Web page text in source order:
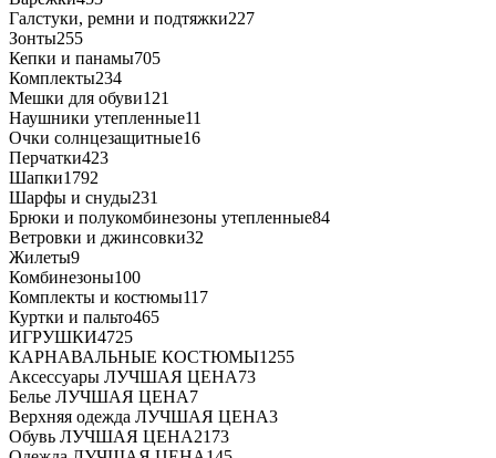
Галстуки, ремни и подтяжки227
Зонты255
Кепки и панамы705
Комплекты234
Мешки для обуви121
Наушники утепленные11
Очки солнцезащитные16
Перчатки423
Шапки1792
Шарфы и снуды231
Брюки и полукомбинезоны утепленные84
Ветровки и джинсовки32
Жилеты9
Комбинезоны100
Комплекты и костюмы117
Куртки и пальто465
ИГРУШКИ4725
КАРНАВАЛЬНЫЕ КОСТЮМЫ1255
Аксессуары ЛУЧШАЯ ЦЕНА73
Белье ЛУЧШАЯ ЦЕНА7
Верхняя одежда ЛУЧШАЯ ЦЕНА3
Обувь ЛУЧШАЯ ЦЕНА2173